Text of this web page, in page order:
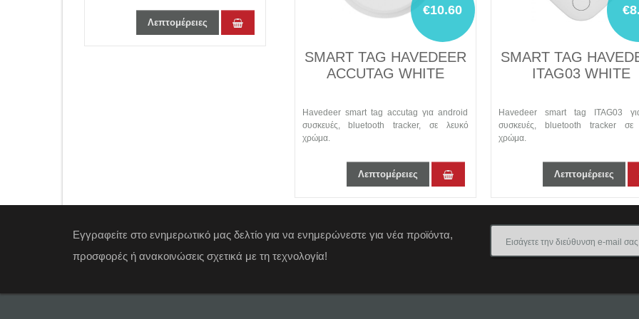
Λεπτομέρειες
SMART TAG HAVEDEER
Havedeer smart tag accutag για android
συσκευές, bluetooth tracker, σε λευκό
€8.90
SMART TAG HAVEDEER
ITAG03 WHITE
Havedeer smart tag ITAG03 για iOS
συσκευές, bluetooth tracker σε λευκό
Λεπτομέρειες
SMART TAG
DUO
Smart tag LiTag Duo
συσκευές, Bluetooth
Εγγραφείτε στο ενημερωτικό μας δελτίο για να ενημερώνεστε για νέα προϊόντα,
προσφορές ή ανακοινώσεις σχετικά με τη τεχνολογία!